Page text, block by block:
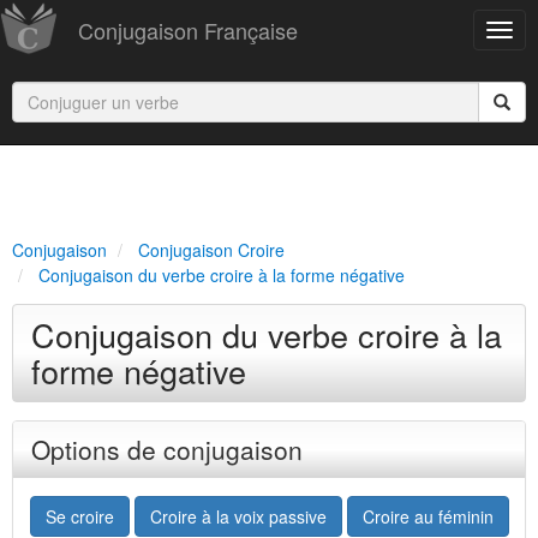
Conjugaison Française
Conjugaison
Conjugaison Croire
Conjugaison du verbe croire à la forme négative
Conjugaison du verbe croire à la
forme négative
Options de conjugaison
Se croire Croire à la voix passive Croire au féminin